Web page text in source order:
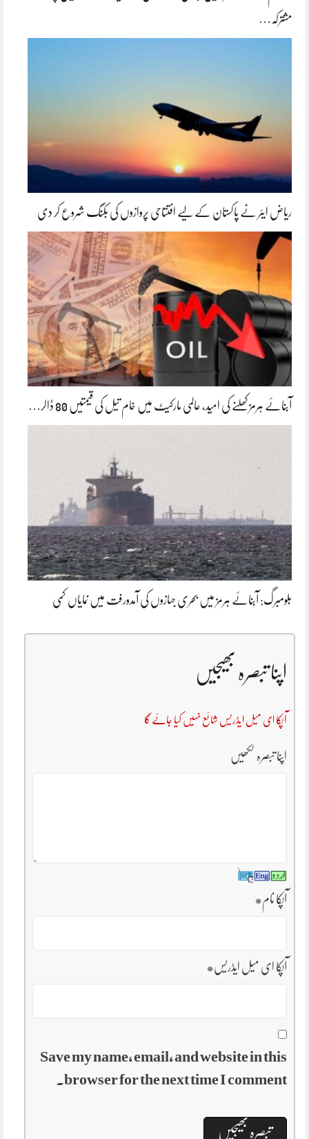
مشترکہ…
ریاض ایئر نے پاکستان کے لیے افتتاحی پروازوں کی بکنگ شروع کر دی
آبنائے ہرمز کھلنے کی امید، عالمی مارکیٹ میں خام تیل کی قیمتیں 80 ڈالر…
بلومبرگ: آبنائے ہرمز میں بحری جہازوں کی آمدورفت میں نمایاں کمی
اپنا تبصرہ بھیجیں
آپکا ای میل ایڈریس شائع نہیں کیا جائے گا
اپنا تبصرہ لکھیں
آپکا نام*
آپکا ای میل ایڈریس*
Save my name, email, and website in this
browser for the next time I comment.